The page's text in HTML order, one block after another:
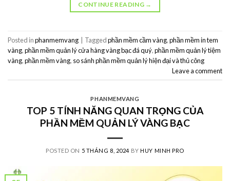
CONTINUE READING →
Posted inphanmemvang Taggedphần mềm cầm vàng,phần mềm in tem
vàng,phần mềm quản lý cửa hàng vàng bạc đá quý,phần mềm quản lý tiệm
vàng,phần mềm vàng, so sánh phần mềm quản lý hiện đại và thủ công
Leave a comment
PHANMEMVANG
TOP 5 TÍNH NĂNG QUAN TRỌNG CỦA
PHẦN MỀM QUẢN LÝ VÀNG BẠC
POSTED ON 5 THÁNG 8, 2024 BYHUY MINH PRO